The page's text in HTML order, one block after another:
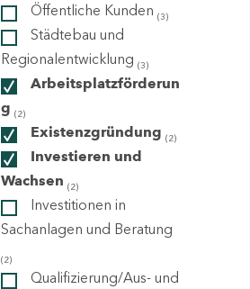
Öffentliche Kunden (3)
Städtebau und
Regionalentwicklung (3)
Arbeitsplatzförderun
g (2)
Existenzgründung (2)
Investieren und
Wachsen (2)
Investitionen in
Sachanlagen und Beratung
(2)
Qualifizierung/Aus- und